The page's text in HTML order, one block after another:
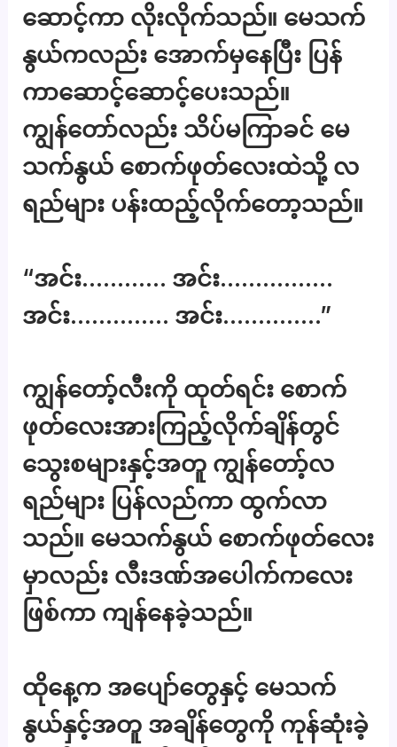
ဆောင့်ကာ လိုးလိုက်သည်။ မေသက်
နွယ်ကလည်း အောက်မှနေပြီး ပြန်
ကာဆောင့်ဆောင့်ပေးသည်။
ကျွန်တော်လည်း သိပ်မကြာခင် မေ
သက်နွယ် စောက်ဖုတ်လေးထဲသို့ လ
ရည်များ ပန်းထည့်လိုက်တော့သည်။
“အင်း………… အင်း…………….
အင်း………….. အင်း…………..”
ကျွန်တော့်လီးကို ထုတ်ရင်း စောက်
ဖုတ်လေးအားကြည့်လိုက်ချိန်တွင်
သွေးစများနှင့်အတူ ကျွန်တော့်လ
ရည်များ ပြန်လည်ကာ ထွက်လာ
သည်။ မေသက်နွယ် စောက်ဖုတ်လေး
မှာလည်း လီးဒဏ်အပေါက်ကလေး
ဖြစ်ကာ ကျန်နေခဲ့သည်။
ထိုနေ့က အပျော်တွေနှင့် မေသက်
နွယ်နှင့်အတူ အချိန်တွေကို ကုန်ဆုံးခဲ့